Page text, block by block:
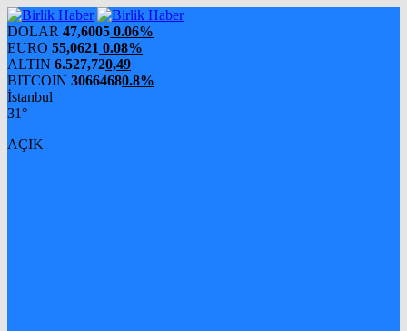
DOLAR 47,6005 0.06%
EURO 55,0621 0.08%
ALTIN 6.527,720,49
BITCOIN 30664680.8%
İstanbul
31°
AÇIK